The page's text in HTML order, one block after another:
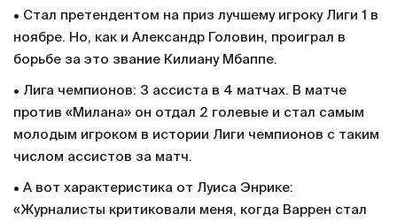
• Стал претендентом на приз лучшему игроку Лиги 1 в
ноябре. Но, как и Александр Головин, проиграл в
борьбе за это звание Килиану Мбаппе.
• Лига чемпионов: 3 ассиста в 4 матчах. В матче
против «Милана» он отдал 2 голевые и стал самым
молодым игроком в истории Лиги чемпионов с таким
числом ассистов за матч.
• А вот характеристика от Луиса Энрике:
«Журналисты критиковали меня, когда Варрен стал